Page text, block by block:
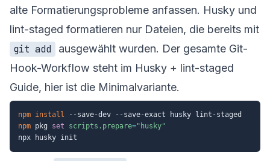
alte Formatierungsprobleme anfassen. Husky und
lint-staged formatieren nur Dateien, die bereits mit
git add
ausgewählt wurden. Der gesamte Git-
Hook-Workflow steht im Husky + lint-staged
Guide, hier ist die Minimalvariante.
npm install
npm pkg set scripts.prepare="husky"